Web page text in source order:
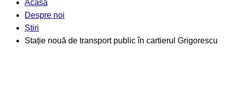
Acasă
Despre noi
Știri
Stație nouă de transport public în cartierul Grigorescu